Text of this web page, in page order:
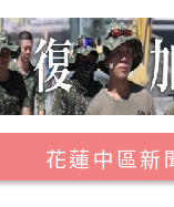
花蓮中區新